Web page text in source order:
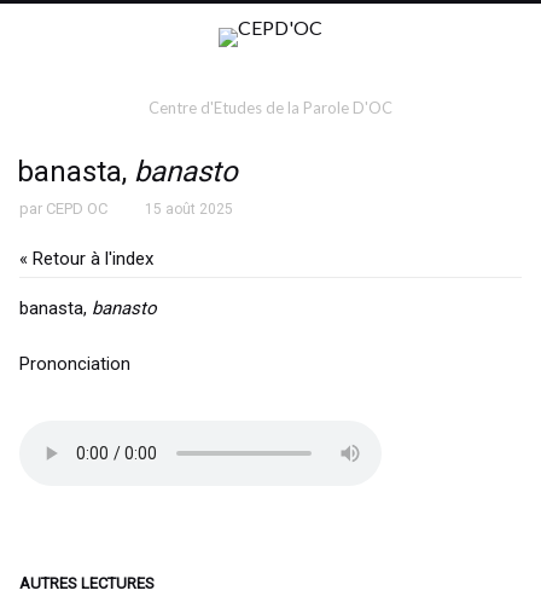
Centre d'Etudes de la Parole D'OC
banasta, banasto
par CEPD OC 15 août 2025
« Retour à l'index
banasta, banasto
Prononciation
AUTRES LECTURES